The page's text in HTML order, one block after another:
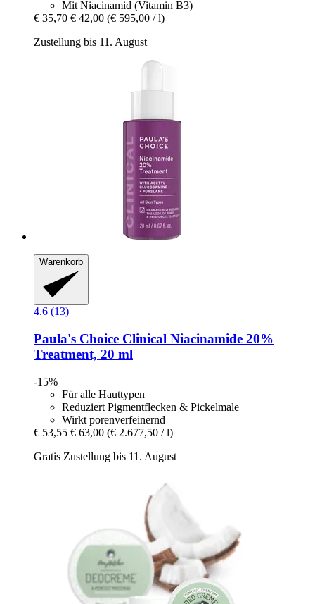
Mit Niacinamid (Vitamin B3)
€ 35,70 € 42,00 (€ 595,00 / l)
Zustellung bis 11. August
Warenkorb
4.6 (13)
Paula's Choice Clinical Niacinamide 20%
Treatment, 20 ml
-15%
Für alle Hauttypen
Reduziert Pigmentflecken & Pickelmale
Wirkt porenverfeinernd
€ 53,55 € 63,00 (€ 2.677,50 / l)
Gratis Zustellung bis 11. August